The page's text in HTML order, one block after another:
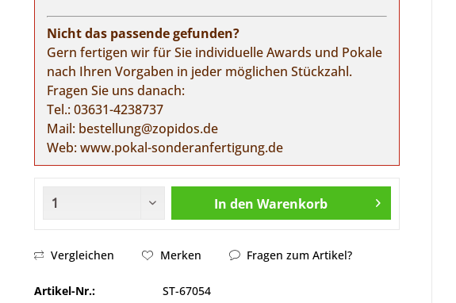
Nicht das passende gefunden?
Gern fertigen wir für Sie individuelle Awards und Pokale
nach Ihren Vorgaben in jeder möglichen Stückzahl.
Fragen Sie uns danach:
Tel.:03631-4238737
Mail: bestellung@zopidos.de
Web:www.pokal-sonderanfertigung.de
In den Warenkorb
Vergleichen Merken Fragen zum Artikel?
Artikel-Nr.: ST-67054